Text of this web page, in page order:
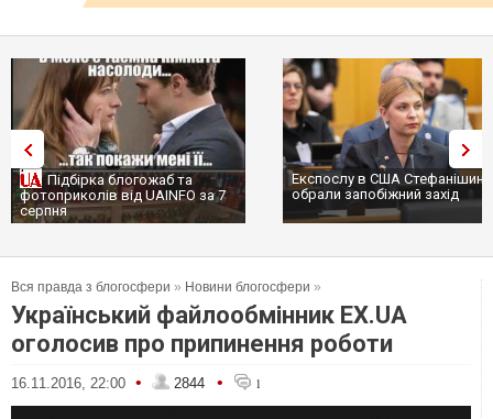
Підбірка блогожаб та
фотоприколів від UAINFO за 7
серпня
Експослу в США
обрали запобіжний захід
Вся правда з блогосфери » Новини блогосфери »
Український файлообмінник EX.UA
оголосив про припинення роботи
16.11.2016, 22:00 • 2844 • 1